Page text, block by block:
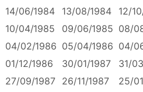
14/06/1984 13/08/1984
12/
10/04/1985 09/06/1985 08/
04/02/1986 05/04/1986 04/
01/12/1986 30/01/1987
31/
27/09/1987 26/11/1987
25/